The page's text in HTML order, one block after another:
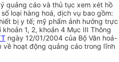
quảng cáo và thủ tục xem xét hồ
loại hàng hoá, dịch vụ bao gồm:
bị y tế; mỹ phẩm ảnh hưởng trực
1, 2, khoản 4 Mục III Thông
ngày 12/01/2004 của Bộ Văn hoá-
về hoạt động quảng cáo trong lĩnh